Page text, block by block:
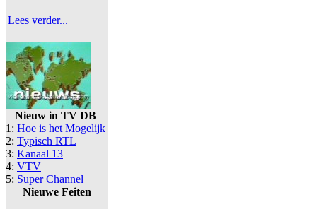
Lees verder...
Nieuw in TV DB
1: Hoe is het Mogelijk
2: Typisch RTL
3: Kanaal 13
4: VTV
5: Super Channel
Nieuwe Feiten